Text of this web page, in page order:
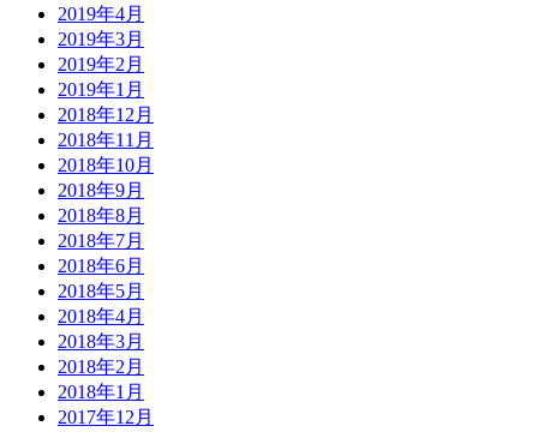
2019年4月
2019年3月
2019年2月
2019年1月
2018年12月
2018年11月
2018年10月
2018年9月
2018年8月
2018年7月
2018年6月
2018年5月
2018年4月
2018年3月
2018年2月
2018年1月
2017年12月